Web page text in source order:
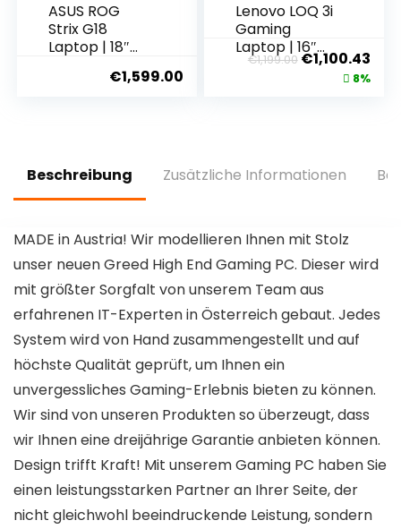
ASUS ROG
Strix G18
Laptop | 18″
165Hz/7ms
GB RAM | 1 TB
SSD | NVIDIA
QWERTZ
Tastatur|
Eclipse Grey
€1,599.00
Lenovo LOQ 3i
Gaming
Laptop | 16″
WUXGA
SSD | NVIDIA
| Win11 Home |
QWERTZ |
grau | 3
Monate
Premium Care
€1,199.00€1,100.43
8%
Beschreibung Zusätzliche Informationen
MADE in Austria! Wir modellieren Ihnen mit Stolz
unser neuen Greed High End Gaming PC. Dieser wird
mit größter Sorgfalt von unserem Team aus
erfahrenen IT-Experten in Österreich gebaut. Jedes
System wird von Hand zusammengestellt und auf
höchste Qualität geprüft, um Ihnen ein
unvergessliches Gaming-Erlebnis bieten zu können.
Wir sind von unseren Produkten so überzeugt, dass
wir Ihnen eine dreijährige Garantie anbieten können.
Design trifft Kraft! Mit unserem Gaming PC haben Sie
einen leistungsstarken Partner an Ihrer Seite, der
nicht gleichwohl beeindruckende Leistung, sondern